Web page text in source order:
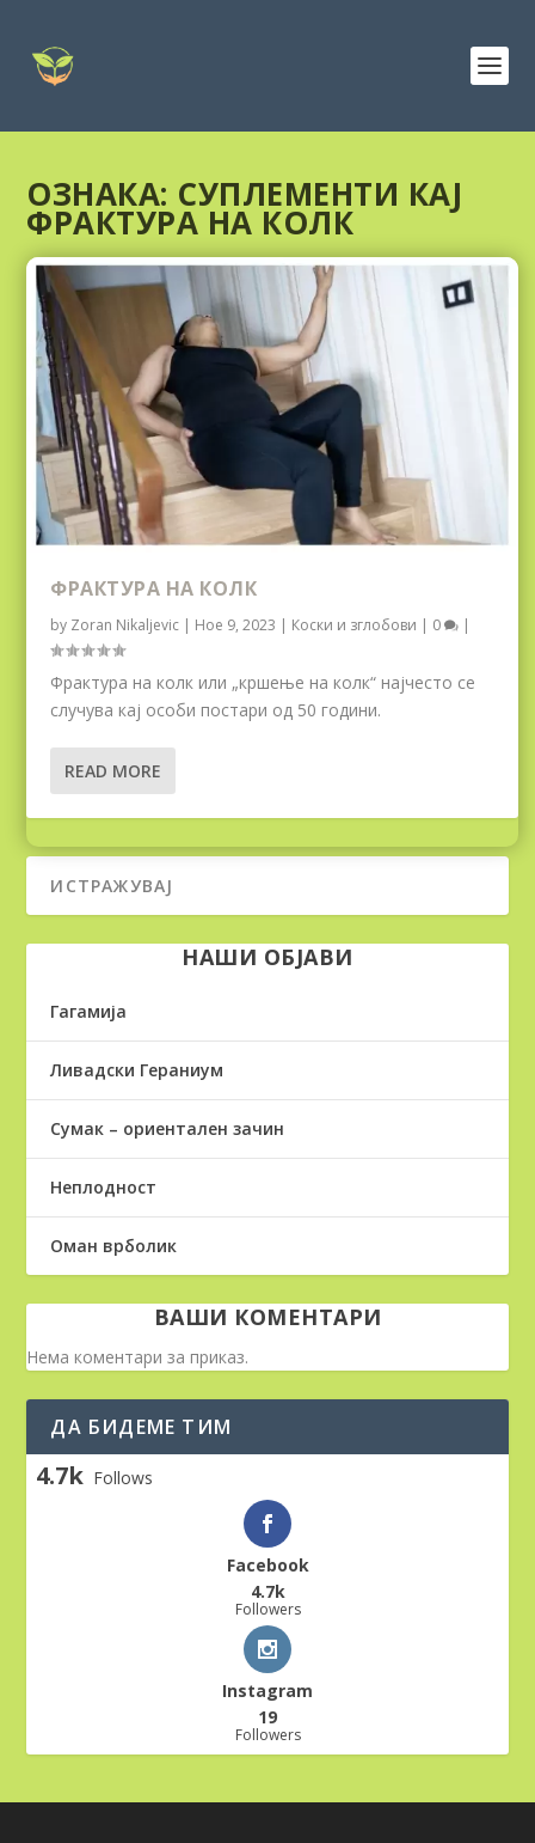
ОЗНАКА: СУПЛЕМЕНТИ КАЈ
ФРАКТУРА НА КОЛК
ФРАКТУРА НА КОЛК
by Zoran Nikaljevic | Ное 9, 2023 | Коски и зглобови | 0 |
Фрактура на колк или „кршење на колк“ најчесто се
случува кај особи постари од 50 години.
READ MORE
НАШИ ОБЈАВИ
Гагамија
Ливадски Гераниум
Сумак – ориентален зачин
Неплодност
Оман врболик
ВАШИ КОМЕНТАРИ
Нема коментари за приказ.
ДА БИДЕМЕ ТИМ
4.7k Follows
Facebook
4.7k
Followers
Instagram
19
Followers